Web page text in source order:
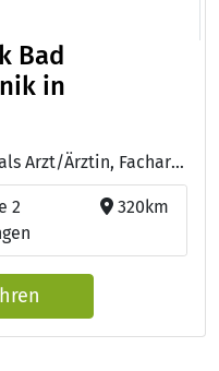
Bad
in
Qualifikationen: Approbation als Arzt/Ärztin, Facharzt/Fachärztin für Innere Medizin, Facharzt/Fachärztin für Urologie, Ausbildung zum/zur Pflegefachmann/-frau
2
320km